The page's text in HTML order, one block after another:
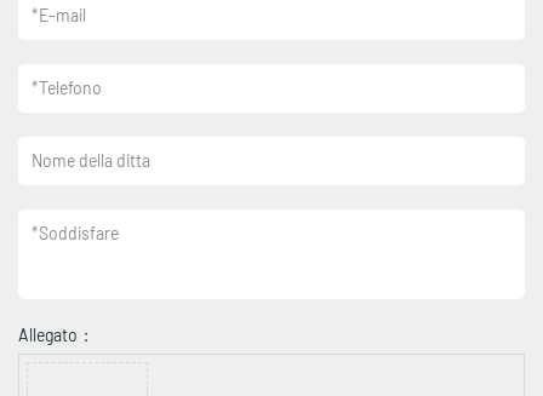
*E-mail
*Telefono
Nome della ditta
*Soddisfare
Allegato：